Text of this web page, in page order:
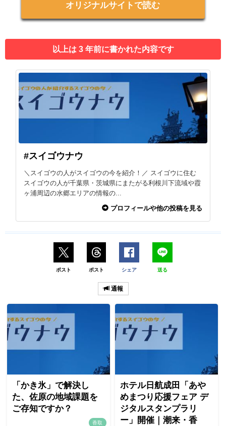
オリジナルサイトで読む
以上は 3 年前に書かれた内容です
#スイゴウナウ
＼スイゴウの人がスイゴウの今を紹介！／ スイゴウに住む
スイゴウの人が千葉県・茨城県にまたがる利根川下流域や霞
ヶ浦周辺の水郷エリアの情報の...
プロフィールや他の投稿を見る
ポスト ポスト シェア 送る
通報
「かき氷」で解決し
た、佐原の地域課題を
ご存知ですか？
香取
ホテル日航成田「あや
めまつり応援フェア デ
ジタルスタンプラリ
ー」開催｜潮来・香